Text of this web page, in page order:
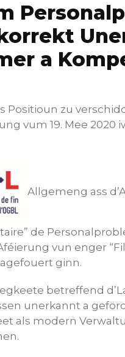
a
Positioun zu
vum 19. Mee 2020
Allgemeng ass
de
vun enger
ginn.
betreffend
unerkannt a
als modern